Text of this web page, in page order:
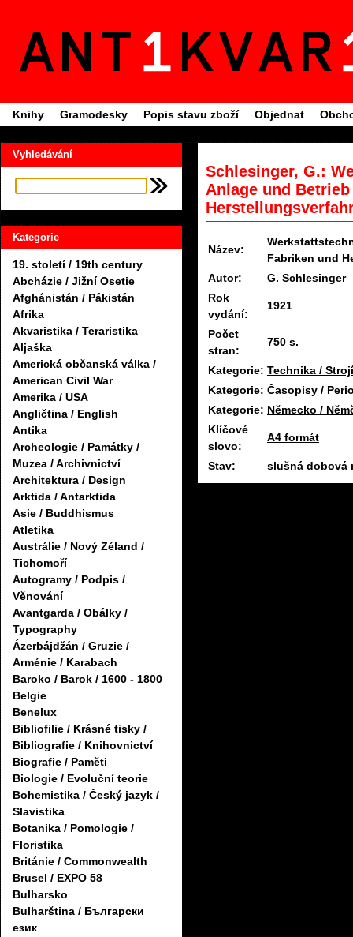
Knihy Gramodesky Popis stavu zboží Objednat
Vyhledávání
Kategorie
19. století / 19th century
Abcházie / Jižní Osetie
Afghánistán / Pákistán
Afrika
Akvaristika / Teraristika
Aljaška
Americká občanská válka /
American Civil War
Amerika / USA
Angličtina / English
Antika
Archeologie / Památky /
Muzea / Archivnictví
Architektura / Design
Arktida / Antarktida
Asie / Buddhismus
Atletika
Austrálie / Nový Zéland /
Tichomoří
Autogramy / Podpis /
Věnování
Avantgarda / Obálky /
Typography
Ázerbájdžán / Gruzie /
Arménie / Karabach
Baroko / Barok / 1600 - 1800
Belgie
Benelux
Bibliofilie / Krásné tisky /
Bibliografie / Knihovnictví
Biografie / Paměti
Biologie / Evoluční teorie
Bohemistika / Český jazyk /
Slavistika
Botanika / Pomologie /
Floristika
Británie / Commonwealth
Brusel / EXPO 58
Bulharsko
Bulharština / Български
език
Schlesinger, G.:
Anlage und
Název:
Fabriken und
Autor:
G. Schlesinger
Rok
vydání:
1921
Počet
stran:
750 s.
Kategorie: Technika /
Kategorie: Časopisy /
Kategorie: Německo /
Klíčové
slovo:
A4 formát
Stav: slušná dobová